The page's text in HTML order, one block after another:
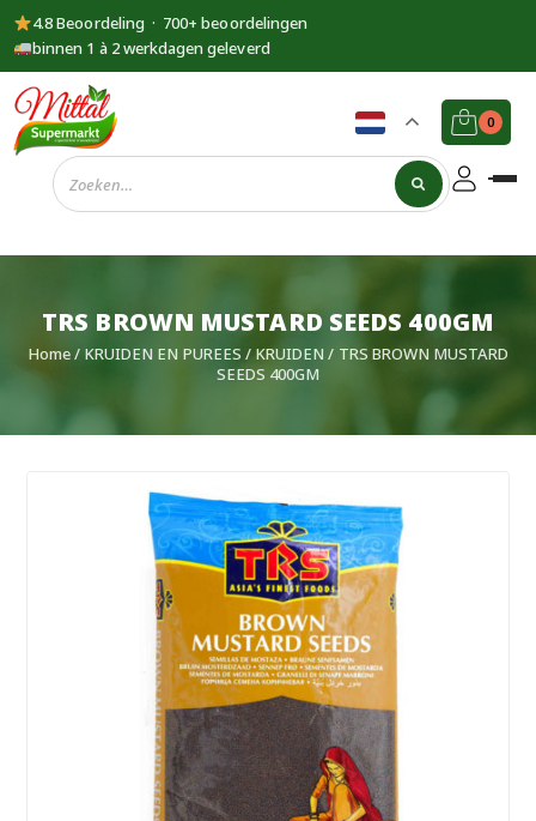
4.8 Beoordeling · 700+ beoordelingen
binnen 1 à 2 werkdagen geleverd
Supermarkt
Mittal
0
TRS BROWN MUSTARD SEEDS 400GM
Home/ KRUIDEN EN PUREES / KRUIDEN / TRS BROWN MUSTARD
SEEDS 400GM